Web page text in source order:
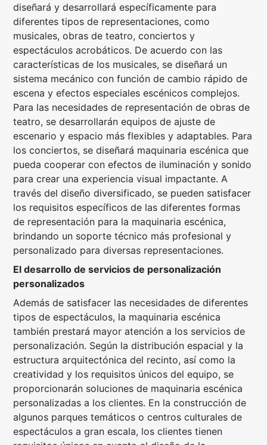
diseñará y desarrollará específicamente para
diferentes tipos de representaciones, como
musicales, obras de teatro, conciertos y
espectáculos acrobáticos. De acuerdo con las
características de los musicales, se diseñará un
sistema mecánico con función de cambio rápido de
escena y efectos especiales escénicos complejos.
Para las necesidades de representación de obras de
teatro, se desarrollarán equipos de ajuste de
escenario y espacio más flexibles y adaptables. Para
los conciertos, se diseñará maquinaria escénica que
pueda cooperar con efectos de iluminación y sonido
para crear una experiencia visual impactante. A
través del diseño diversificado, se pueden satisfacer
los requisitos específicos de las diferentes formas
de representación para la maquinaria escénica,
brindando un soporte técnico más profesional y
personalizado para diversas representaciones.
El desarrollo de servicios de personalización
personalizados
Además de satisfacer las necesidades de diferentes
tipos de espectáculos, la maquinaria escénica
también prestará mayor atención a los servicios de
personalización. Según la distribución espacial y la
estructura arquitectónica del recinto, así como la
creatividad y los requisitos únicos del equipo, se
proporcionarán soluciones de maquinaria escénica
personalizadas a los clientes. En la construcción de
algunos parques temáticos o centros culturales de
espectáculos a gran escala, los clientes tienen